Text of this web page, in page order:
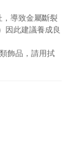
導致金屬斷裂
因此建議養成良
飾品，請用拭